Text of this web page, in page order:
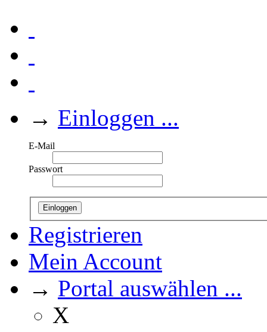
→ Einloggen ...
E-Mail
Passwort
Einloggen
Registrieren
Mein Account
→ Portal auswählen ...
X